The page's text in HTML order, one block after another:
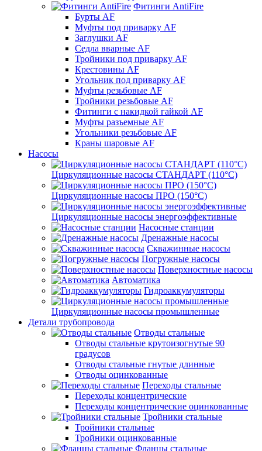
Фитинги AntiFire
Бурты AF
Муфты под приварку AF
Заглушки AF
Седла вварные AF
Тройники под приварку AF
Крестовины AF
Угольник под приварку AF
Муфты резьбовые AF
Тройники резьбовые AF
Фитинги с накидкой гайкой AF
Муфты разъемные AF
Угольники резьбовые AF
Краны шаровые AF
Насосы
Циркуляционные насосы СТАНДАРТ (110°C)
Циркуляционные насосы ПРО (150°C)
Циркуляционные насосы энергоэффективные
Насосные станции
Дренажные насосы
Скважинные насосы
Погружные насосы
Поверхностные насосы
Автоматика
Гидроаккумуляторы
Циркуляционные насосы промышленные
Детали трубопровода
Отводы стальные
Отводы стальные крутоизогнутые 90
градусов
Отводы стальные гнутые длинные
Отводы оцинкованные
Переходы стальные
Переходы концентрические
Переходы концентрические оцинкованные
Тройники стальные
Тройники стальные
Тройники оцинкованные
Фланцы стальные